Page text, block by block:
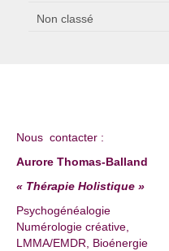
Non classé
Nous contacter :
Aurore Thomas-Balland
« Thérapie Holistique »
Psychogénéalogie
Numérologie créative,
LMMA/EMDR, Bioénergie